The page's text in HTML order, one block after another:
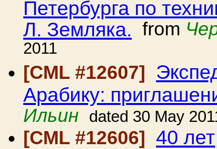
Петербурга по
Л. Земляка. from
2011
[CML #12607]
Арабику:
Ильин
dated 30 May
[CML #12606] 40 лет